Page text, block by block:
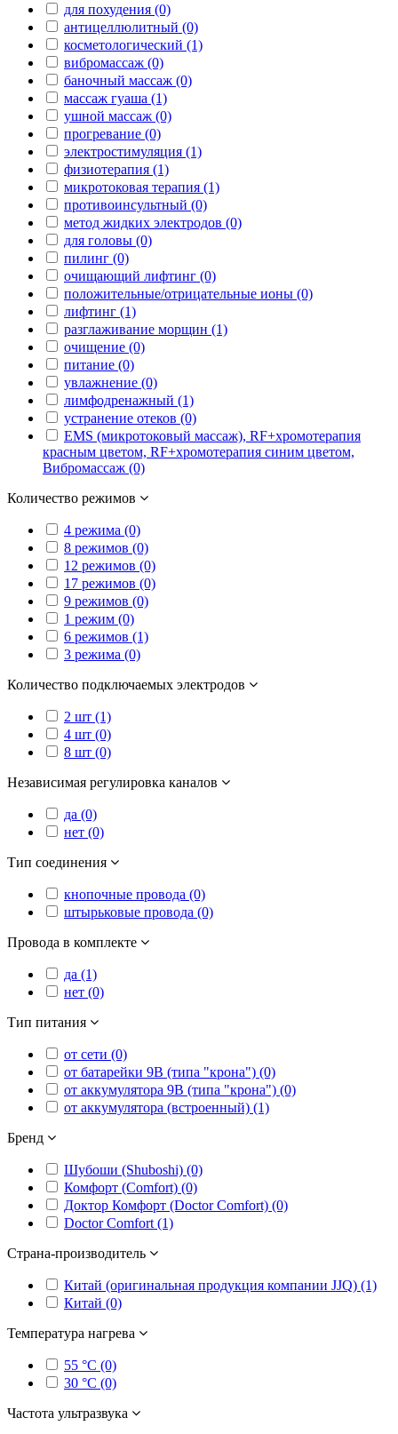
для похудения (0)
антицеллюлитный (0)
косметологический (1)
вибромассаж (0)
баночный массаж (0)
массаж гуаша (1)
ушной массаж (0)
прогревание (0)
электростимуляция (1)
физиотерапия (1)
микротоковая терапия (1)
противоинсультный (0)
метод жидких электродов (0)
для головы (0)
пилинг (0)
очищающий лифтинг (0)
положительные/отрицательные ионы (0)
лифтинг (1)
разглаживание морщин (1)
очищение (0)
питание (0)
увлажнение (0)
лимфодренажный (1)
устранение отеков (0)
EMS (микротоковый массаж), RF+хромотерапия
красным цветом, RF+хромотерапия синим цветом,
Вибромассаж (0)
Количество режимов
4 режима (0)
8 режимов (0)
12 режимов (0)
17 режимов (0)
9 режимов (0)
1 режим (0)
6 режимов (1)
3 режима (0)
Количество подключаемых электродов
2 шт (1)
4 шт (0)
8 шт (0)
Независимая регулировка каналов
да (0)
нет (0)
Тип соединения
кнопочные провода (0)
штырьковые провода (0)
Провода в комплекте
да (1)
нет (0)
Тип питания
от сети (0)
от батарейки 9В (типа "крона") (0)
от аккумулятора 9В (типа "крона") (0)
от аккумулятора (встроенный) (1)
Бренд
Шубоши (Shuboshi) (0)
Комфорт (Comfort) (0)
Доктор Комфорт (Doctor Comfort) (0)
Doctor Comfort (1)
Страна-производитель
Китай (оригинальная продукция компании JJQ) (1)
Китай (0)
Температура нагрева
55 °C (0)
30 °C (0)
Частота ультразвука